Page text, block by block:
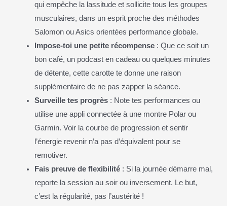
qui empêche la lassitude et sollicite tous les groupes
musculaires, dans un esprit proche des méthodes
Salomon ou Asics orientées performance globale.
Impose-toi une petite récompense : Que ce soit un
bon café, un podcast en cadeau ou quelques minutes
de détente, cette carotte te donne une raison
supplémentaire de ne pas zapper la séance.
Surveille tes progrès : Note tes performances ou
utilise une appli connectée à une montre Polar ou
Garmin. Voir la courbe de progression et sentir
l’énergie revenir n’a pas d’équivalent pour se
remotiver.
Fais preuve de flexibilité : Si la journée démarre mal,
reporte la session au soir ou inversement. Le but,
c’est la régularité, pas l’austérité !